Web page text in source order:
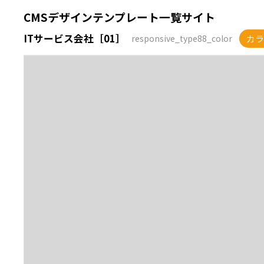
CMSデザインテンプレート一覧サイト
ITサービス会社［01］ responsive_type88_color カ